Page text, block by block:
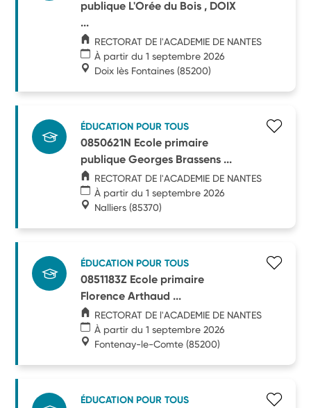
publique L'Orée du Bois , DOIX
...
RECTORAT DE l'ACADEMIE DE NANTES
À partir du 1 septembre 2026
Doix lès Fontaines (85200)
ÉDUCATION POUR TOUS
0850621N Ecole primaire
publique Georges Brassens ...
RECTORAT DE l'ACADEMIE DE NANTES
À partir du 1 septembre 2026
Nalliers (85370)
ÉDUCATION POUR TOUS
0851183Z Ecole primaire
Florence Arthaud ...
RECTORAT DE l'ACADEMIE DE NANTES
À partir du 1 septembre 2026
Fontenay-le-Comte (85200)
ÉDUCATION POUR TOUS